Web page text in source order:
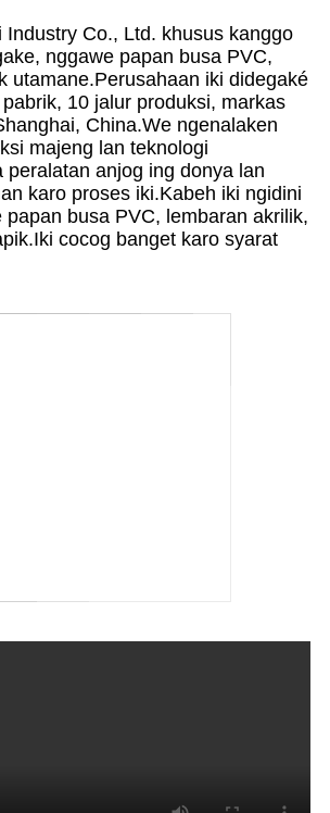
Industry Co., Ltd. khusus kanggo
nggawe papan busa PVC,
utamane.Perusahaan iki didegaké
10 jalur produksi, markas
China.We ngenalaken
majeng lan teknologi
peralatan anjog ing donya lan
karo proses iki.Kabeh iki ngidini
papan busa PVC, lembaran akrilik,
cocog banget karo syarat